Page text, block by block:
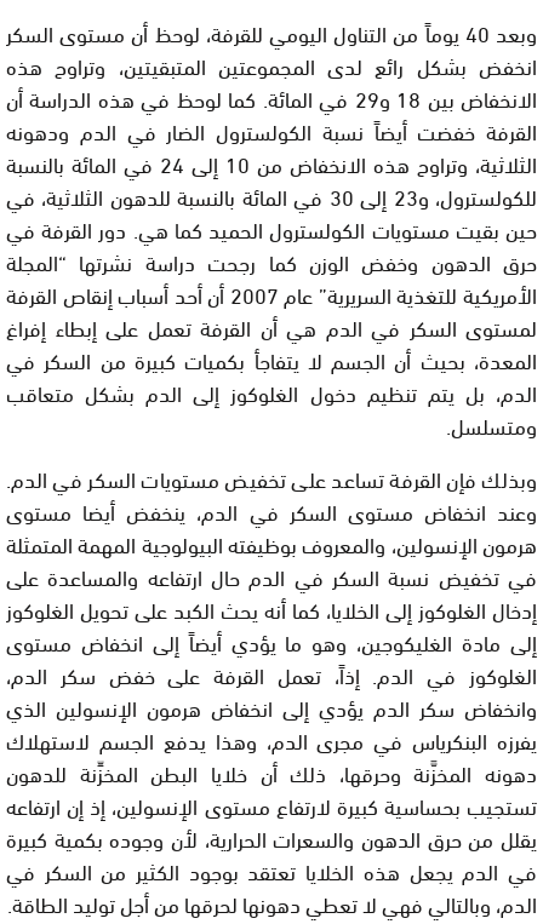
وبعد 40 يوماً من التناول اليومي للقرفة، لوحظ أن مستوى السكر
انخفض بشكل رائع لدى المجموعتين المتبقيتين، وتراوح هذه
الانخفاض بين 18 و29 في المائة. كما لوحظ في هذه الدراسة أن
القرفة خفضت أيضاً نسبة الكولسترول الضار في الدم ودهونه
الثلاثية، وتراوح هذه الانخفاض من 10 إلى 24 في المائة بالنسبة
للكولسترول، و23 إلى 30 في المائة بالنسبة للدهون الثلاثية، في
حين بقيت مستويات الكولسترول الحميد كما هي. دور القرفة في
حرق الدهون وخفض الوزن كما رجحت دراسة نشرتها “المجلة
الأمريكية للتغذية السريرية” عام 2007 أن أحد أسباب إنقاص القرفة
لمستوى السكر في الدم هي أن القرفة تعمل على إبطاء إفراغ
المعدة، بحيث أن الجسم لا يتفاجأ بكميات كبيرة من السكر في
الدم، بل يتم تنظيم دخول الغلوكوز إلى الدم بشكل متعاقب
ومتسلسل.
وبذلك فإن القرفة تساعد على تخفيض مستويات السكر في الدم.
وعند انخفاض مستوى السكر في الدم، ينخفض أيضا مستوى
هرمون الإنسولين، والمعروف بوظيفته البيولوجية المهمة المتمثلة
في تخفيض نسبة السكر في الدم حال ارتفاعه والمساعدة على
إدخال الغلوكوز إلى الخلايا، كما أنه يحث الكبد على تحويل الغلوكوز
إلى مادة الغليكوجين، وهو ما يؤدي أيضاً إلى انخفاض مستوى
الغلوكوز في الدم. إذاً، تعمل القرفة على خفض سكر الدم،
وانخفاض سكر الدم يؤدي إلى انخفاض هرمون الإنسولين الذي
يفرزه البنكرياس في مجرى الدم، وهذا يدفع الجسم لاستهلاك
دهونه المخزَّنة وحرقها، ذلك أن خلايا البطن المخزِّنة للدهون
تستجيب بحساسية كبيرة لارتفاع مستوى الإنسولين، إذ إن ارتفاعه
يقلل من حرق الدهون والسعرات الحرارية، لأن وجوده بكمية كبيرة
في الدم يجعل هذه الخلايا تعتقد بوجود الكثير من السكر في
الدم، وبالتالي فهي لا تعطي دهونها لحرقها من أجل توليد الطاقة.